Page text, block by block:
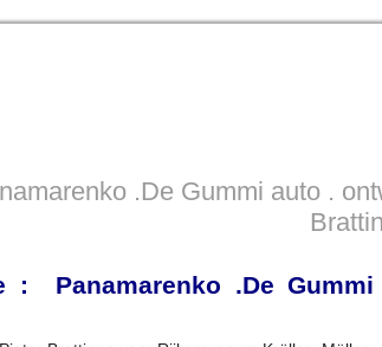
.De Gummi auto .
: Panamarenko .De Gummi